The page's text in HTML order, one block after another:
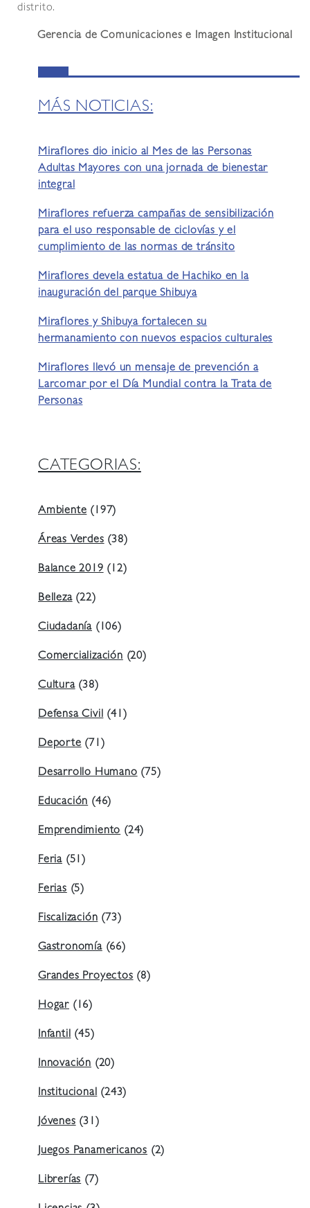
distrito.
Gerencia de Comunicaciones e Imagen Institucional
MÁS NOTICIAS:
Miraflores dio inicio al Mes de las Personas
Adultas Mayores con una jornada de bienestar
integral
Miraflores refuerza campañas de sensibilización
para el uso responsable de ciclovías y el
cumplimiento de las normas de tránsito
Miraflores devela estatua de Hachiko en la
inauguración del parque Shibuya
Miraflores y Shibuya fortalecen su
hermanamiento con nuevos espacios culturales
Miraflores llevó un mensaje de prevención a
Larcomar por el Día Mundial contra la Trata de
Personas
CATEGORIAS:
Ambiente(197)
Áreas Verdes(38)
Balance 2019(12)
Belleza(22)
Ciudadanía (106)
Comercialización(20)
Cultura(38)
Defensa Civil(41)
Deporte(71)
Desarrollo Humano(75)
Educación(46)
Emprendimiento(24)
Feria (51)
Ferias(5)
Fiscalización(73)
Gastronomía(66)
Grandes Proyectos(8)
Hogar (16)
Infantil(45)
Innovación (20)
Institucional(243)
Jóvenes(31)
Juegos Panamericanos (2)
Librerías(7)